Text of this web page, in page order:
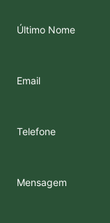
Último Nome
Email
Telefone
Mensagem